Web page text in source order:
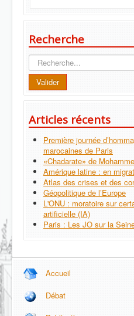
Recherche
Recherche
Valider
Articles récents
Première journée
marocaines de Paris
«Chadarate» de
Amérique latine : en
Atlas des crises et des
Géopolitique de l’Europe
L'ONU : moratoire sur
artificielle (IA)
Paris : Les JO sur la
Accueil
Débat